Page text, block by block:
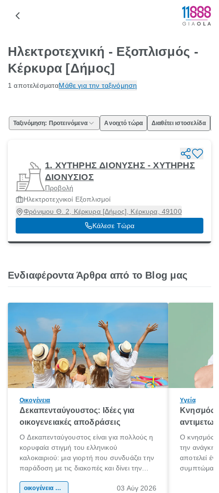
Ηλεκτροτεχνική - Εξοπλισμός -
Κέρκυρα [Δήμος]
1 αποτελέσματαΜάθε για την ταξινόμηση
Ταξινόμηση: Προτεινόμενα Ανοιχτό τώρα Διαθέτει ιστοσελίδα
1. ΧΥΤΗΡΗΣ ΔΙΟΝΥΣΗΣ - ΧΥΤΗΡΗΣ
ΔΙΟΝΥΣΙΟΣ
Προβολή
Ηλεκτροτεχνικοί Εξοπλισμοί
Φρόνιμου Θ. 2, Κέρκυρα [Δήμος], Κέρκυρα, 49100
Κάλεσε Τώρα
Ενδιαφέροντα Άρθρα από το Blog μας
Οικογένεια
Δεκαπενταύγουστος: Ιδέες για
οικογενειακές αποδράσεις
Ο Δεκαπενταύγουστος είναι για πολλούς η
κορυφαία στιγμή του ελληνικού
καλοκαιριού: μια γιορτή που συνδυάζει την
παράδοση με τις διακοπές και δίνει την
χώρας. Είτε πρόκειται για λίγες μέρες
οικογένεια & παιδί 03 Αύγ 2026
Υγεία
Κνησμός:
Ο κνησμός
την ανάγκη
αποτελεί